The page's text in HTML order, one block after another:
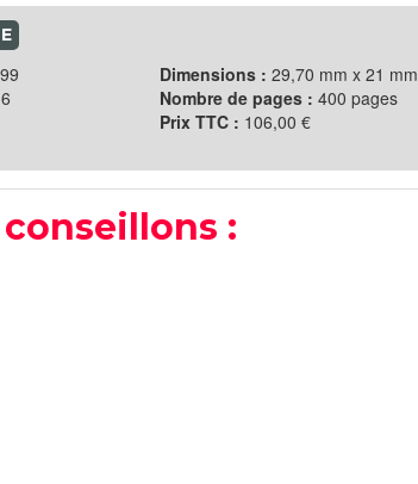
Dimensions : 29,70 mm x 21 mm
Nombre de pages : 400 pages
Prix TTC : 106,00 €
: